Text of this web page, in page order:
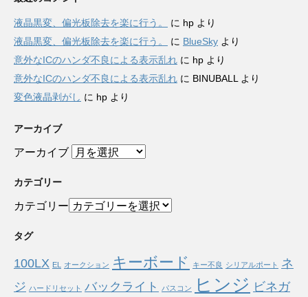
液晶黒変、偏光板除去を楽に行う。 に hp より
液晶黒変、偏光板除去を楽に行う。
に BlueSky より
意外なICのハンダ不良による表示乱れ に hp より
意外なICのハンダ不良による表示乱れ に BINUBALL
より
変色液晶剥がし に hp より
アーカイブ
アーカイブ
カテゴリー
カテゴリー
タグ
100LX EL オークション キーボード キー不良 シリアルポート
ネ
ジ ハードリセット バックライト パスコン ヒンジ ビネガ